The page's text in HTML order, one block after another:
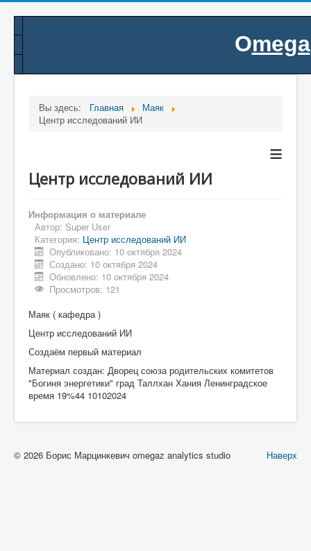
Omega
.
Вы здесь: Главная
Маяк
Центр исследований ИИ
≡
Центр исследований ИИ
Информация о материале
Автор: Super User
Категория: Центр исследований ИИ
Опубликовано: 10 октября 2024
Создано: 10 октября 2024
Обновлено: 10 октября 2024
Просмотров: 121
Маяк ( кафедра )
Центр исследований ИИ
Создаём первый материал
Материал создан: Дворец союза родительских комитетов
"Богиня энергетики" град Таллхан Хания Ленинградское
время 19%44 10102024
Наверх
© 2026 Борис Марцинкевич omegaz analytics studio